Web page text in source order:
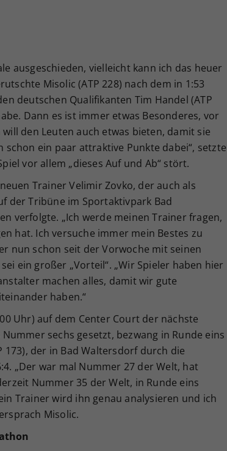
ausgeschieden, vielleicht kann ich das heuer
Misolic (ATP 228) nach dem in 1:53
deutschen Qualifikanten Tim Handel (ATP
Dann es ist immer etwas Besonderes, vor
den Leuten auch etwas bieten, damit sie
schon ein paar attraktive Punkte dabei“, setzte
vor allem „dieses Auf und Ab“ stört.
Trainer Velimir Zovko, der auch als
der Tribüne im Sportaktivpark Bad
verfolgte. „Ich werde meinen Trainer fragen,
hat. Ich versuche immer mein Bestes zu
nun schon seit der Vorwoche mit seinen
ein großer „Vorteil“. „Wir Spieler haben hier
machen alles, damit wir gute
haben.“
Uhr) auf dem Center Court der nächste
sechs gesetzt, bezwang in Runde eins
173), der in Bad Waltersdorf durch die
„Der war mal Nummer 27 der Welt, hat
Nummer 35 der Welt, in Runde eins
Trainer wird ihn genau analysieren und ich
Misolic.